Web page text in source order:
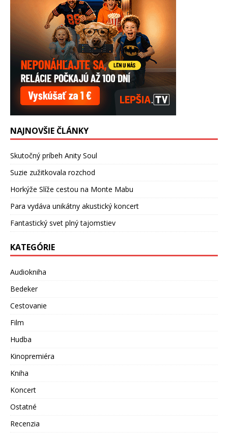
NAJNOVŠIE ČLÁNKY
Skutočný príbeh Anity Soul
Suzie zužitkovala rozchod
Horkýže Slíže cestou na Monte Mabu
Para vydáva unikátny akustický koncert
Fantastický svet plný tajomstiev
KATEGÓRIE
Audiokniha
Bedeker
Cestovanie
Film
Hudba
Kinopremiéra
Kniha
Koncert
Ostatné
Recenzia